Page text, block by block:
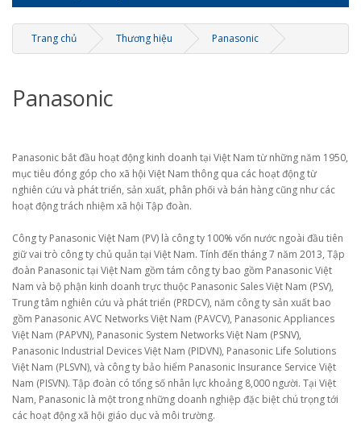
Trang chủ Thương hiệu Panasonic
Panasonic
Panasonic bắt đầu hoạt động kinh doanh tại Việt Nam từ những năm 1950,
mục tiêu đóng góp cho xã hội Việt Nam thông qua các hoạt động từ
nghiên cứu và phát triển, sản xuất, phân phối và bán hàng cũng như các
hoạt động trách nhiệm xã hội Tập đoàn.
Công ty Panasonic Việt Nam (PV) là công ty 100% vốn nước ngoài đầu tiên
giữ vai trò công ty chủ quản tại Việt Nam. Tính đến tháng 7 năm 2013, Tập
đoàn Panasonic tại Việt Nam gồm tám công ty bao gồm Panasonic Việt
Nam và bộ phận kinh doanh trực thuộc Panasonic Sales Việt Nam (PSV),
Trung tâm nghiên cứu và phát triển (PRDCV), năm công ty sản xuất bao
gồm Panasonic AVC Networks Việt Nam (PAVCV), Panasonic Appliances
Việt Nam (PAPVN), Panasonic System Networks Việt Nam (PSNV),
Panasonic Industrial Devices Việt Nam (PIDVN), Panasonic Life Solutions
Việt Nam (PLSVN), và công ty bảo hiểm Panasonic Insurance Service Việt
Nam (PISVN). Tập đoàn có tổng số nhân lực khoảng 8,000 người. Tại Việt
Nam, Panasonic là một trong những doanh nghiệp đặc biệt chú trọng tới
các hoạt động xã hội giáo dục và môi trường.